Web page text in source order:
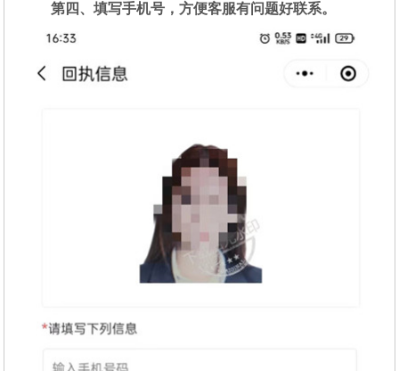
第四、填写手机号，方便客服有问题好联系。